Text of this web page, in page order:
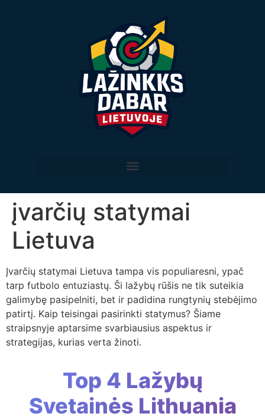
įvarčių statymai
Lietuva
Įvarčių statymai Lietuva tampa vis populiaresni, ypač
tarp futbolo entuziastų. Ši lažybų rūšis ne tik suteikia
galimybę pasipelniti, bet ir padidina rungtynių stebėjimo
patirtį. Kaip teisingai pasirinkti statymus? Šiame
straipsnyje aptarsime svarbiausius aspektus ir
strategijas, kurias verta žinoti.
Top 4 Lažybų
Svetainės Lithuania